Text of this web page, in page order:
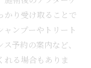
かり受け取ることで
ンプーやトリート
予約の案内など、
れる場合もありま